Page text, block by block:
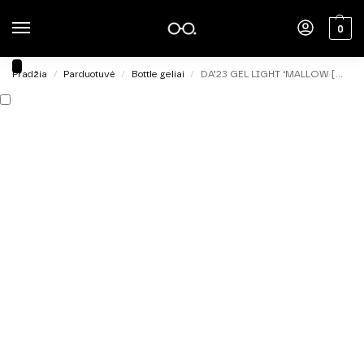
0
Pradžia / Parduotuvė / Bottle geliai / DA’23 GEL LIGHT ‘MALLOW [MAL’VA], 15ml